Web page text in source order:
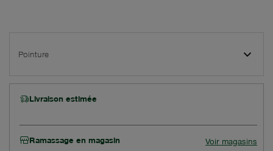
Pointure
Livraison estimée
Ramassage en magasin Voir magasins